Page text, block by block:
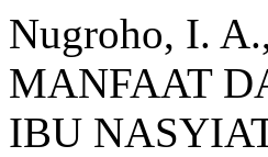
Nugroho, I.
MANFAAT
IBU